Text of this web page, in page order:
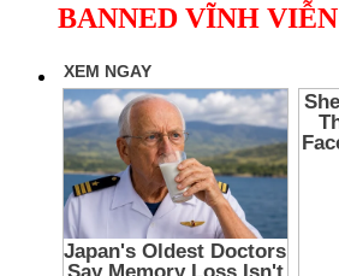
BANNED VĨNH VIỄN